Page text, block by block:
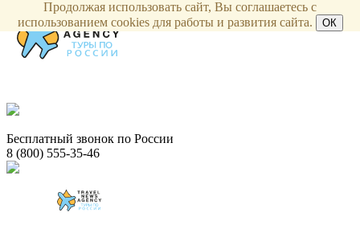
Бесплатный звонок по России
8 (800) 555-35-46
Продолжая использовать сайт, Вы соглашаетесь с
использованием cookies для работы и развития сайта.
ОК